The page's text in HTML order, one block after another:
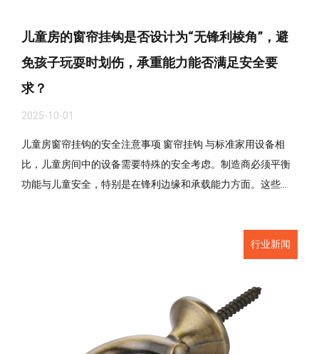
儿童房的窗帘挂钩是否设计为“无锋利棱角”，避
免孩子玩耍时划伤，承重能力能否满足安全要
求？
2025-10-01
儿童房窗帘挂钩的安全注意事项 窗帘挂钩 与标准家用设备相
比，儿童房间中的设备需要特殊的安全考虑。制造商必须平衡
功能与儿童安全，特别是在锋利边缘和承载能力方面。这些...
行业新闻